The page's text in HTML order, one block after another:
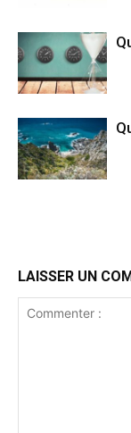
LAISSER UN